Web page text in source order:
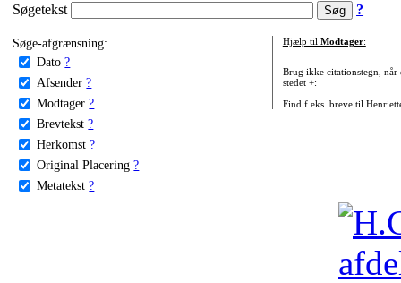
Søgetekst ?
Søge-afgrænsning:
Dato ?
Afsender ?
Modtager ?
Brevtekst ?
Herkomst ?
Original Placering ?
Metatekst ?
Hjælp til Modtager:
Brug ikke citationstegn, når
stedet +:
Find f.eks. breve til